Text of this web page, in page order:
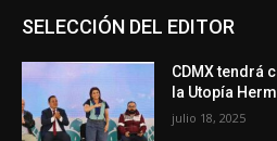
SELECCIÓN DEL EDITOR
CDMX tendrá
la Utopía
julio 18, 2025